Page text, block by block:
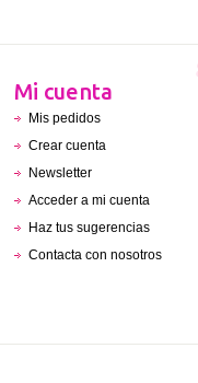
Mi cuenta
Mis pedidos
Crear cuenta
Newsletter
Acceder a mi cuenta
Haz tus sugerencias
Contacta con nosotros